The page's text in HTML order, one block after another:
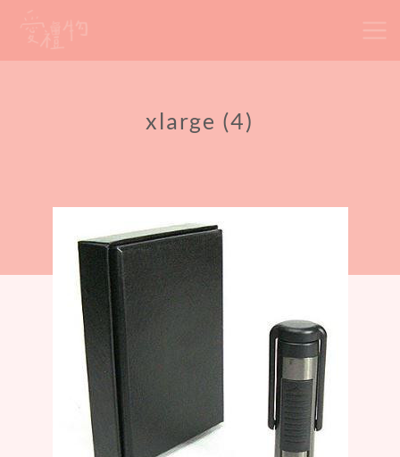
xlarge (4)